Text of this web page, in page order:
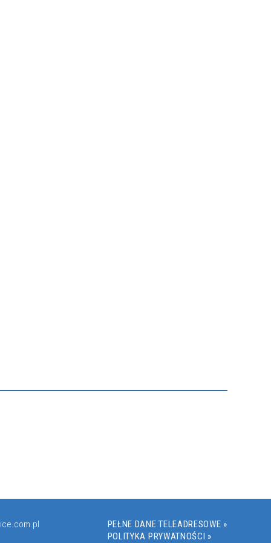
PEŁNE DANE TELEADRESOWE »
POLITYKA PRYWATNOŚCI »